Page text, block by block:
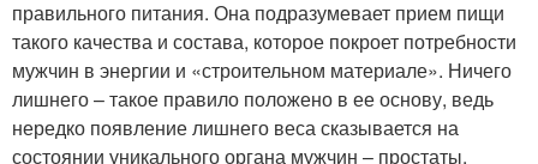
правильного питания. Она подразумевает прием пищи
такого качества и состава, которое покроет потребности
мужчин в энергии и «строительном материале». Ничего
лишнего – такое правило положено в ее основу, ведь
нередко появление лишнего веса сказывается на
состоянии уникального органа мужчин – простаты.